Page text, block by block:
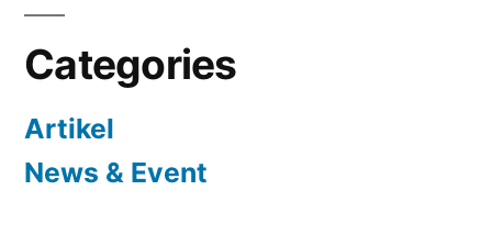
Categories
Artikel
News & Event